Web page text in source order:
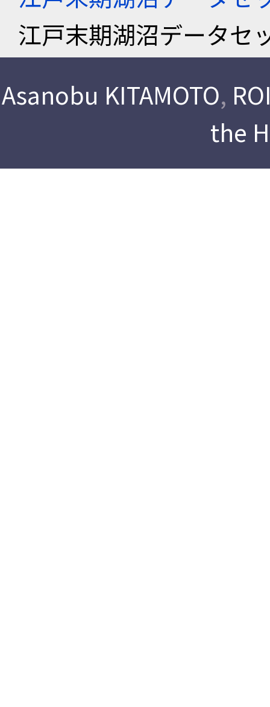
江戸末期湖沼データセ
Asanobu KITAMOTO,
the